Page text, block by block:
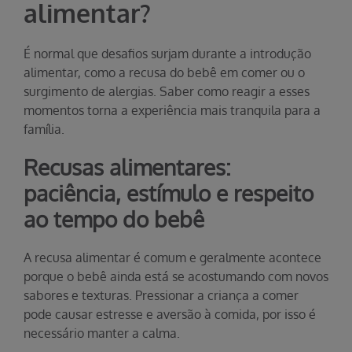
alimentar?
É normal que desafios surjam durante a introdução
alimentar, como a recusa do bebê em comer ou o
surgimento de alergias. Saber como reagir a esses
momentos torna a experiência mais tranquila para a
família.
Recusas alimentares:
paciência, estímulo e respeito
ao tempo do bebê
A recusa alimentar é comum e geralmente acontece
porque o bebê ainda está se acostumando com novos
sabores e texturas. Pressionar a criança a comer
pode causar estresse e aversão à comida, por isso é
necessário manter a calma.